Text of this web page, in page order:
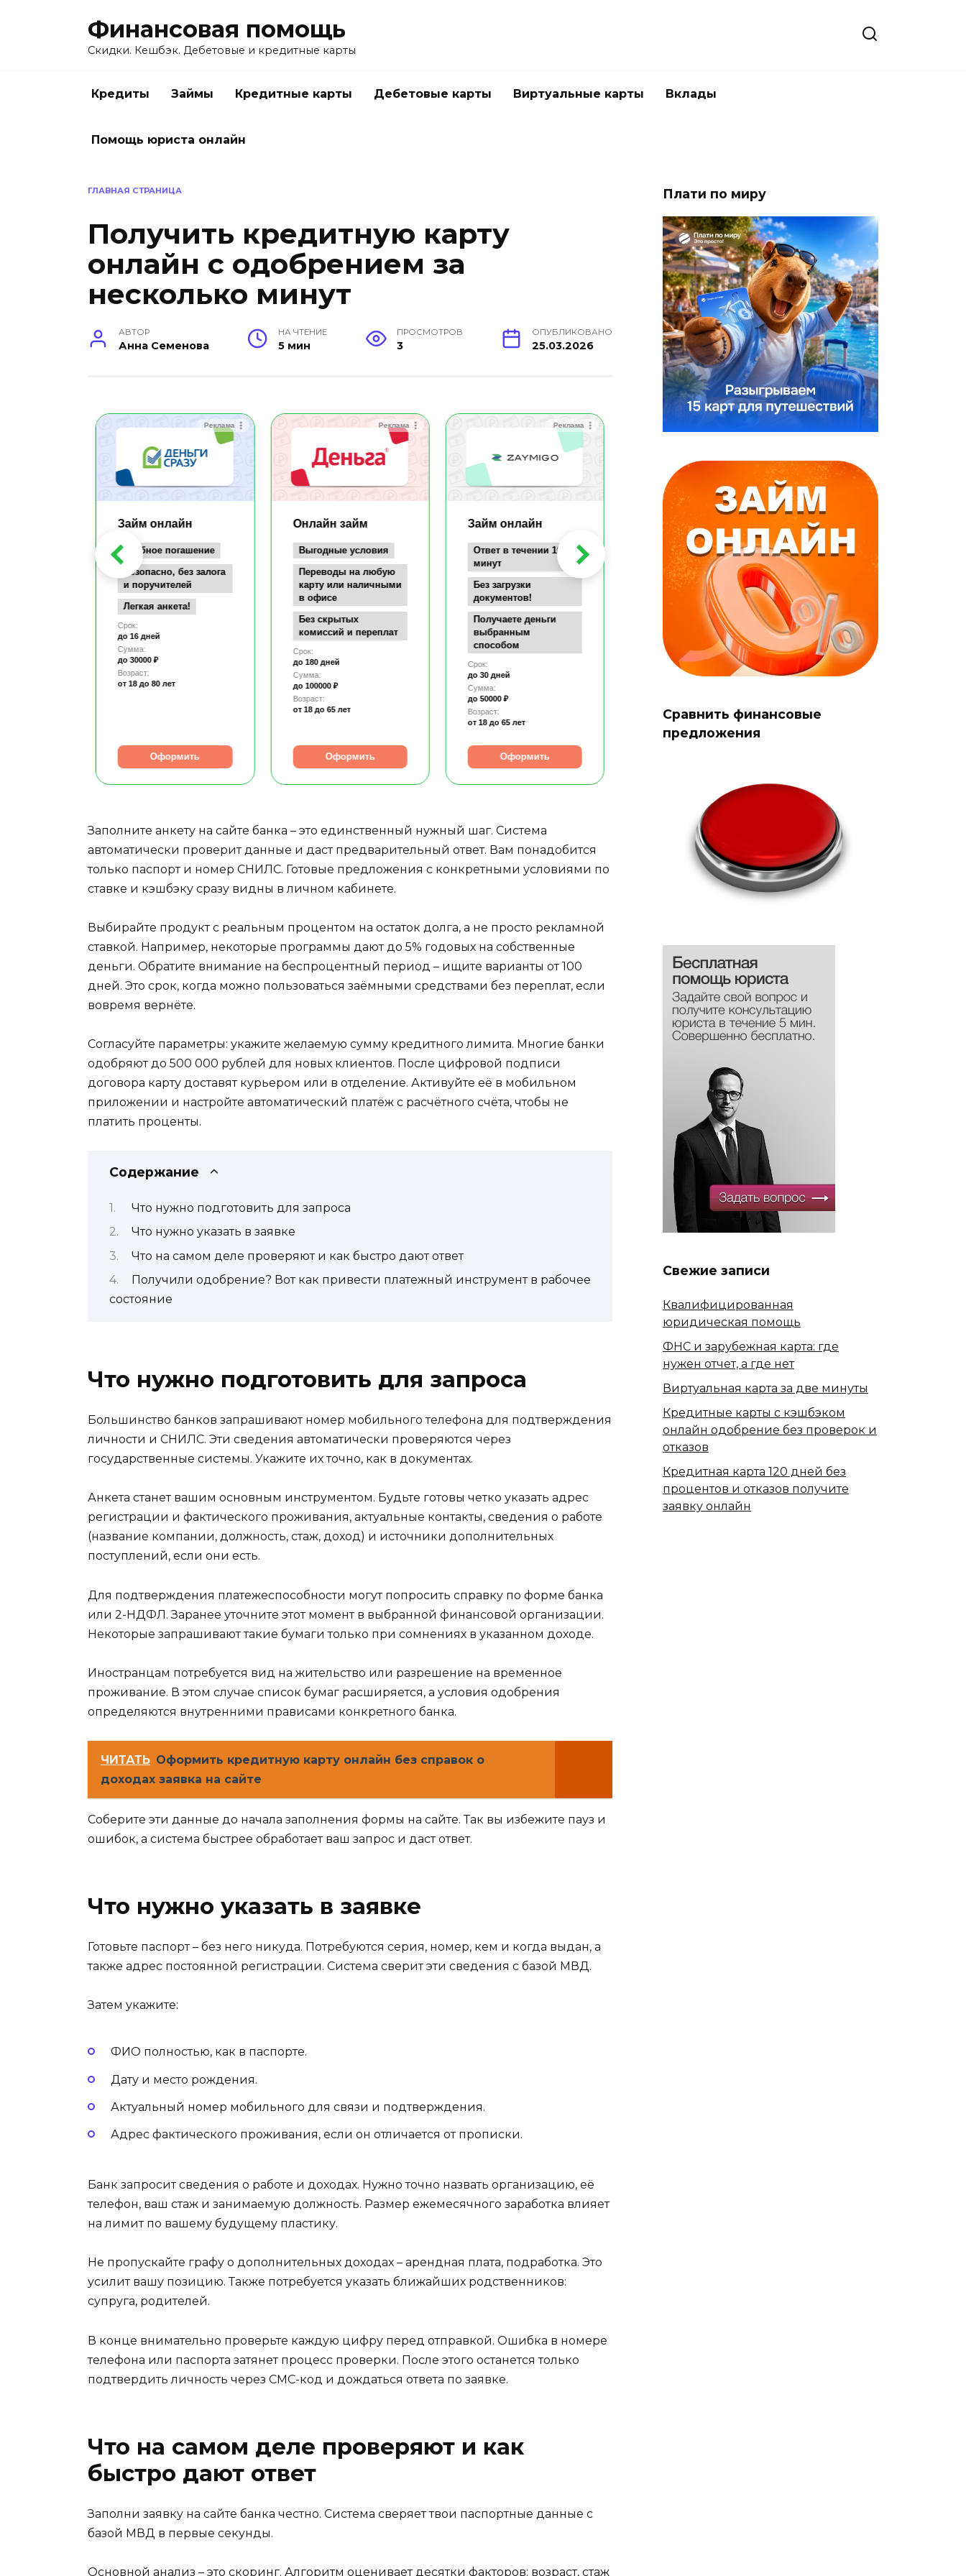
Финансовая помощь
Скидки. Кешбэк. Дебетовые и кредитные карты
Кредиты Займы Кредитные карты Дебетовые карты Виртуальные карты Вклады
Помощь юриста онлайн
ГЛАВНАЯ СТРАНИЦА
Получить кредитную карту
онлайн с одобрением за
несколько минут
АВТОР
Анна Семенова
НА ЧТЕНИЕ
5 мин
ПРОСМОТРОВ
3
ОПУБЛИКОВАНО
25.03.2026
Реклама
Займ онлайн
Удобное погашение
Безопасно, без залога
и поручителей
Легкая анкета!
Срок:
до 16 дней
Сумма:
до 30000 ₽
Возраст:
от 18 до 80 лет
Оформить
Реклама
Онлайн займ
Выгодные условия
Переводы на любую
карту или наличными
в офисе
Без скрытых
комиссий и переплат
Срок:
до 180 дней
Сумма:
до 100000 ₽
Возраст:
от 18 до 65 лет
Оформить
Реклама
Займ онлайн
Ответ в течении 10
минут
Без загрузки
документов!
Получаете деньги
выбранным
способом
Срок:
до 30 дней
Сумма:
до 50000 ₽
Возраст:
от 18 до 65 лет
Оформить
Моментальное
одобрение
Первый заём
бесплатно
Деньги зачисляются
в течение нескольких
минут.
до 25 дней
Выгодные условия
За 15 минут
Срок:
до 18 недель
Возраст:
от 18 до 71 лет
Заполните анкету на сайте банка – это единственный нужный шаг. Система
автоматически проверит данные и даст предварительный ответ. Вам понадобится
только паспорт и номер СНИЛС. Готовые предложения с конкретными условиями по
ставке и кэшбэку сразу видны в личном кабинете.
Выбирайте продукт с реальным процентом на остаток долга, а не просто рекламной
ставкой. Например, некоторые программы дают до 5% годовых на собственные
деньги. Обратите внимание на беспроцентный период – ищите варианты от 100
дней. Это срок, когда можно пользоваться заёмными средствами без переплат, если
вовремя вернёте.
Согласуйте параметры: укажите желаемую сумму кредитного лимита. Многие банки
одобряют до 500 000 рублей для новых клиентов. После цифровой подписи
договора карту доставят курьером или в отделение. Активуйте её в мобильном
приложении и настройте автоматический платёж с расчётного счёта, чтобы не
платить проценты.
Содержание
Что нужно подготовить для запроса
Что нужно указать в заявке
Что на самом деле проверяют и как быстро дают ответ
Получили одобрение? Вот как привести платежный инструмент в рабочее
состояние
Что нужно подготовить для запроса
Большинство банков запрашивают номер мобильного телефона для подтверждения
личности и СНИЛС. Эти сведения автоматически проверяются через
государственные системы. Укажите их точно, как в документах.
Анкета станет вашим основным инструментом. Будьте готовы четко указать адрес
регистрации и фактического проживания, актуальные контакты, сведения о работе
(название компании, должность, стаж, доход) и источники дополнительных
поступлений, если они есть.
Для подтверждения платежеспособности могут попросить справку по форме банка
или 2-НДФЛ. Заранее уточните этот момент в выбранной финансовой организации.
Некоторые запрашивают такие бумаги только при сомнениях в указанном доходе.
Иностранцам потребуется вид на жительство или разрешение на временное
проживание. В этом случае список бумаг расширяется, а условия одобрения
определяются внутренними прависами конкретного банка.
ЧИТАТЬ Оформить кредитную карту онлайн без справок о
доходах заявка на сайте
Соберите эти данные до начала заполнения формы на сайте. Так вы избежите пауз и
ошибок, а система быстрее обработает ваш запрос и даст ответ.
Что нужно указать в заявке
Готовьте паспорт – без него никуда. Потребуются серия, номер, кем и когда выдан, а
также адрес постоянной регистрации. Система сверит эти сведения с базой МВД.
Затем укажите:
ФИО полностью, как в паспорте.
Дату и место рождения.
Актуальный номер мобильного для связи и подтверждения.
Адрес фактического проживания, если он отличается от прописки.
Банк запросит сведения о работе и доходах. Нужно точно назвать организацию, её
телефон, ваш стаж и занимаемую должность. Размер ежемесячного заработка влияет
на лимит по вашему будущему пластику.
Не пропускайте графу о дополнительных доходах – арендная плата, подработка. Это
усилит вашу позицию. Также потребуется указать ближайших родственников:
супруга, родителей.
В конце внимательно проверьте каждую цифру перед отправкой. Ошибка в номере
телефона или паспорта затянет процесс проверки. После этого останется только
подтвердить личность через СМС-код и дождаться ответа по заявке.
Что на самом деле проверяют и как
быстро дают ответ
Заполни заявку на сайте банка честно. Система сверяет твои паспортные данные с
базой МВД в первые секунды.
Основной анализ – это скоринг. Алгоритм оценивает десятки факторов: возраст, стаж
Плати по миру
Сравнить финансовые
предложения
Свежие записи
Квалифицированная
юридическая помощь
ФНС и зарубежная карта: где
нужен отчет, а где нет
Виртуальная карта за две минуты
Кредитные карты с кэшбэком
онлайн одобрение без проверок и
отказов
Кредитная карта 120 дней без
процентов и отказов получите
заявку онлайн